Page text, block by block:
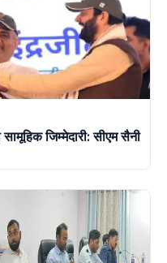
जिम्मेदारी: सीएम सैनी